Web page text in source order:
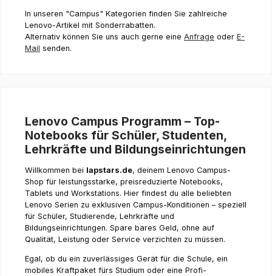
In unseren "Campus" Kategorien finden Sie zahlreiche
Lenovo-Artikel mit Sonderrabatten.
Alternativ können Sie uns auch gerne eine Anfrage oder E-
Mail senden.
Lenovo Campus Programm – Top-
Notebooks für Schüler, Studenten,
Lehrkräfte und Bildungseinrichtungen
Willkommen bei lapstars.de, deinem Lenovo Campus-
Shop für leistungsstarke, preisreduzierte Notebooks,
Tablets und Workstations. Hier findest du alle beliebten
Lenovo Serien zu exklusiven Campus-Konditionen – speziell
für Schüler, Studierende, Lehrkräfte und
Bildungseinrichtungen. Spare bares Geld, ohne auf
Qualität, Leistung oder Service verzichten zu müssen.
Egal, ob du ein zuverlässiges Gerät für die Schule, ein
mobiles Kraftpaket fürs Studium oder eine Profi-